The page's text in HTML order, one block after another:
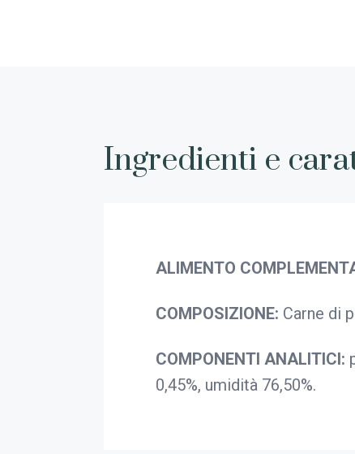
Ingredienti e
ALIMENTO
COMPOSIZIONE: Carne di
COMPONENTI ANALITICI:
0,45%, umidità 76,50%.